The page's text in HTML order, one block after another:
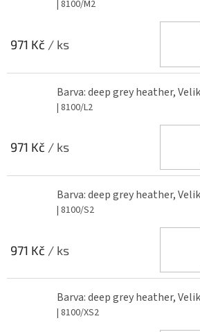
| 8100/M2
971 Kč / ks
Barva: deep grey heather,
| 8100/L2
971 Kč / ks
Barva: deep grey heather,
| 8100/S2
971 Kč / ks
Barva: deep grey heather,
| 8100/XS2